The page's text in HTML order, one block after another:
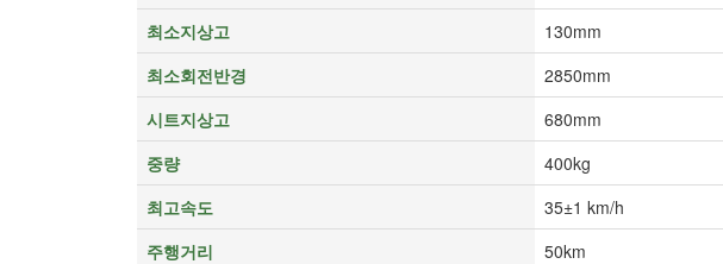
최소지상고
130mm
최소회전반경
2850mm
시트지상고
680mm
중량
400kg
최고속도
35±1 km/h
주행거리
50km